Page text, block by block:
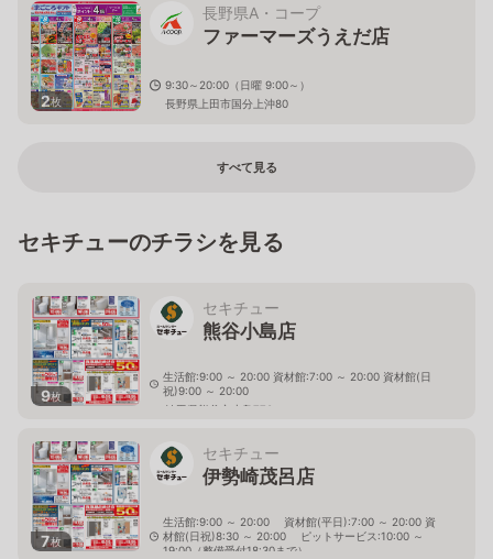
2枚
長野県A・コープ
ファーマーズうえだ店
9:30～20:00（日曜 9:00～）
長野県上田市国分上沖80
すべて見る
セキチューのチラシを見る
9枚
セキチュー
熊谷小島店
生活館:9:00 ～ 20:00 資材館:7:00 ～ 20:00 資材館(日
祝)9:00 ～ 20:00
埼玉県熊谷市小島770
7枚
セキチュー
伊勢崎茂呂店
生活館:9:00 ～ 20:00 資材館(平日):7:00 ～ 20:00 資
材館(日祝)8:30 ～ 20:00 ピットサービス:10:00 ～
19:00（整備受付18:30まで）